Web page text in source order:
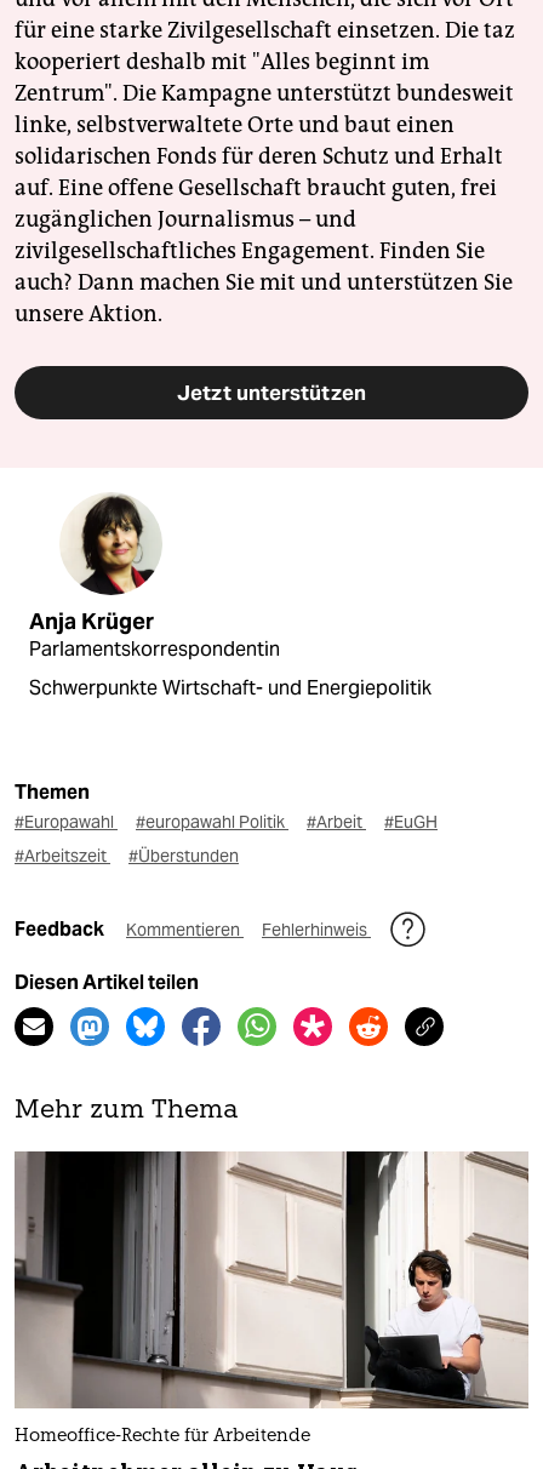
für eine starke Zivilgesellschaft einsetzen. Die taz
kooperiert deshalb mit "Alles beginnt im
Zentrum". Die Kampagne unterstützt bundesweit
linke, selbstverwaltete Orte und baut einen
solidarischen Fonds für deren Schutz und Erhalt
auf. Eine offene Gesellschaft braucht guten, frei
zugänglichen Journalismus – und
zivilgesellschaftliches Engagement. Finden Sie
auch? Dann machen Sie mit und unterstützen Sie
unsere Aktion.
Jetzt unterstützen
Anja Krüger
Parlamentskorrespondentin
Schwerpunkte Wirtschaft- und Energiepolitik
Themen
#Europawahl #europawahl Politik #Arbeit
#EuGH
#Arbeitszeit
#Überstunden
Feedback Kommentieren Fehlerhinweis
Diesen Artikel teilen
Mehr zum Thema
Homeoffice-Rechte für Arbeitende